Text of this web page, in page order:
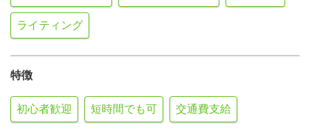
ライティング
特徴
初心者歓迎 短時間でも可 交通費支給